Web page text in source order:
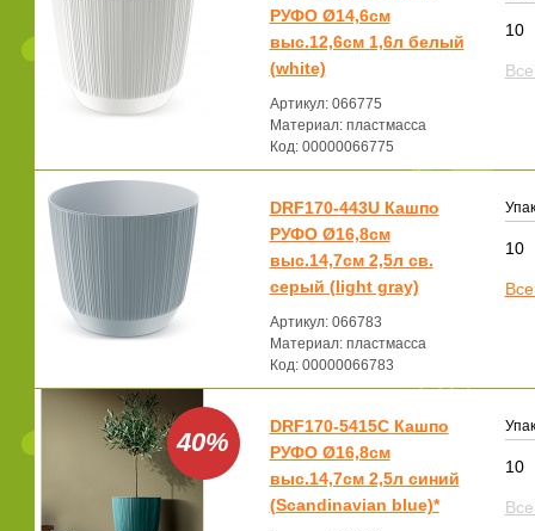
РУФО Ø14,6см
выс.12,6см 1,6л белый
(white)
Артикул: 066775
Материал: пластмасса
Код: 00000066775
10
DRF170-443U Кашпо
РУФО Ø16,8см
выс.14,7см 2,5л св.
серый (light gray)
Артикул: 066783
Материал: пластмасса
Код: 00000066783
10
40%
DRF170-5415C Кашпо
РУФО Ø16,8см
выс.14,7см 2,5л синий
(Scandinavian blue)*
10